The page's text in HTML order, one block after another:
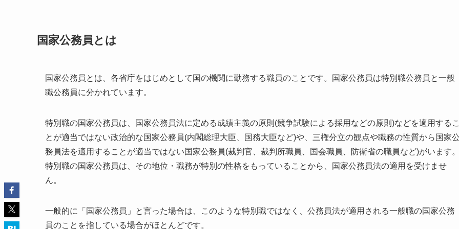
国家公務員とは
国家公務員とは、各省庁をはじめとして国の機関に勤務する職員のことです。国家公務員は特別職公務員と一般
職公務員に分かれています。
特別職の国家公務員は、国家公務員法に定める成績主義の原則(競争試験による採用などの原則)などを適用するこ
とが適当ではない政治的な国家公務員(内閣総理大臣、国務大臣など)や、三権分立の観点や職務の性質から国家公
務員法を適用することが適当ではない国家公務員(裁判官、裁判所職員、国会職員、防衛省の職員など)がいます。
特別職の国家公務員は、その地位・職務が特別の性格をもっていることから、国家公務員法の適用を受けませ
ん。
一般的に「国家公務員」と言った場合は、このような特別職ではなく、公務員法が適用される一般職の国家公務
員のことを指している場合がほとんどです。